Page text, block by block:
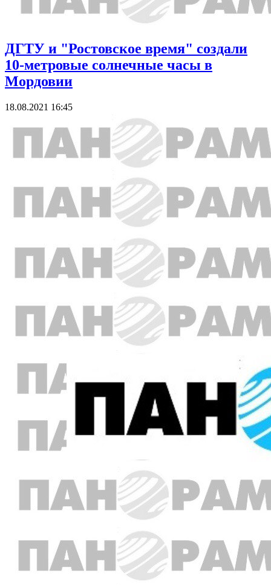
ДГТУ и "Ростовское время" создали
10-метровые солнечные часы в
Мордовии
18.08.2021 16:45